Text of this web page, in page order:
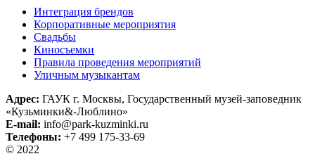
Интеграция брендов
Корпоративные мероприятия
Свадьбы
Киносъемки
Правила проведения мероприятий
Уличным музыкантам
Адрес: ГАУК г. Москвы, Государственный музей-заповедник
«Кузьминки&-Люблино»
E-mail: info@park-kuzminki.ru
Телефоны: +7 499 175-33-69
© 2022